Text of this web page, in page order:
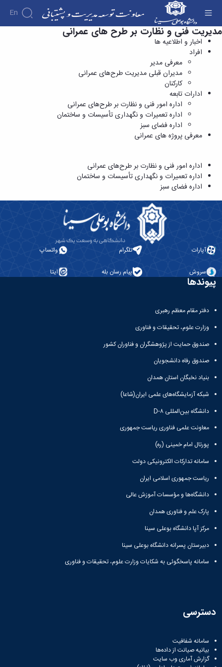
En
درباره
معرفی
معاون
اهداف
و
وظایف
معاونین
قبلی
ارتباط
با
معاونت
سازمانی
انسانی
و
پشتیبانی
مدیر
مالی
مدیر
سبز،
فنی
و
نظارت
طرح‌های
عمرانی
مدیریت
ها و
مدیریت
منابع
انسانی
پشتیبانی
مدیریت
امور
مالی
مدیریت
بر
عمرانی
ادارات تابعه - معاونت توسعه و پشتیبانی
مدیریت فنی و نظارت بر طرح های عمرانی
اخبار و اطلاعیه ها
افراد
معرفی مدیر
مدیران قبلی مدیریت طرح‌های عمرانی
کارکنان
ادارات تابعه
اداره امور فنی و نظارت بر طرح‌های عمرانی
اداره تعمیرات و نگهداری تأسیسات و ساختمان
اداره فضای سبز
معرفی پروژه های عمرانی
اداره امور فنی و نظارت بر طرح‌های عمرانی
اداره تعمیرات و نگهداری تأسیسات و ساختمان
اداره فضای سبز
آپارات تلگرام واتساپ
سروش پیام رسان بله ایتا
پیوندها
دفتر مقام معظم رهبری
وزارت علوم، تحقیقات و فناوری
صندوق حمایت از پژوهشگران و فناوران کشور
صندوق رفاه دانشجویان
بنیاد نخبگان استان همدان
شبکه آزمایشگاه‌های علمی ایران(شاعا)
دانشگاه بین‌المللی D-۸
معاونت علمی فناوری ریاست جمهوری
پورتال امام خمینی (ره)
سامانه تدارکات الکترونیکی دولت
ریاست جمهوری اسلامی ایران
دانشگاه‌ها و مؤسسات آموزش عالی
پارک علم و فناوری همدان
مرکز آپا دانشگاه بوعلی سینا
دبیرستان پسرانه دانشگاه بوعلی سینا
سامانه پاسخگوئی به شکایات وزارت علوم، تحقیقات و فناوری
دسترسی
سامانه شفافیت
بیانیه صیانت از داده‌ها
گزارش آماری وب‌ سایت